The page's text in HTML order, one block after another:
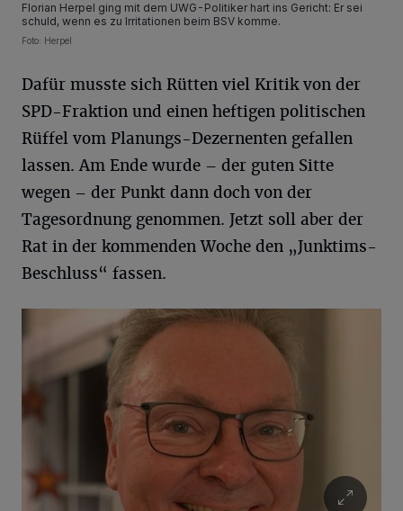
Florian Herpel ging mit dem UWG-Politiker hart ins Gericht: Er sei
schuld, wenn es zu Irritationen beim BSV komme.
Foto: Herpel
Dafür musste sich Rütten viel Kritik von der
SPD-Fraktion und einen heftigen politischen
Rüffel vom Planungs-Dezernenten gefallen
lassen. Am Ende wurde – der guten Sitte
wegen – der Punkt dann doch von der
Tagesordnung genommen. Jetzt soll aber der
Rat in der kommenden Woche den „Junktims-
Beschluss“ fassen.